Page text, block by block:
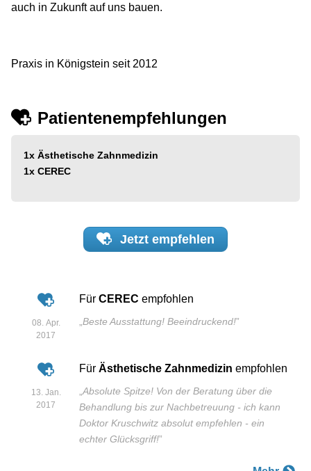
auch in Zukunft auf uns bauen.
Praxis in Königstein seit 2012
Patientenempfehlungen
1x Ästhetische Zahnmedizin
1x CEREC
Jetzt empfehlen
08. Apr.
2017
Für CEREC empfohlen
„Beste Ausstattung! Beeindruckend!”
13. Jan.
2017
Für Ästhetische Zahnmedizin empfohlen
Absolute Spitze! Von der Beratung über die
Behandlung bis zur Nachbetreuung - ich kann
Doktor Kruschwitz absolut empfehlen - ein
echter Glücksgriff!”